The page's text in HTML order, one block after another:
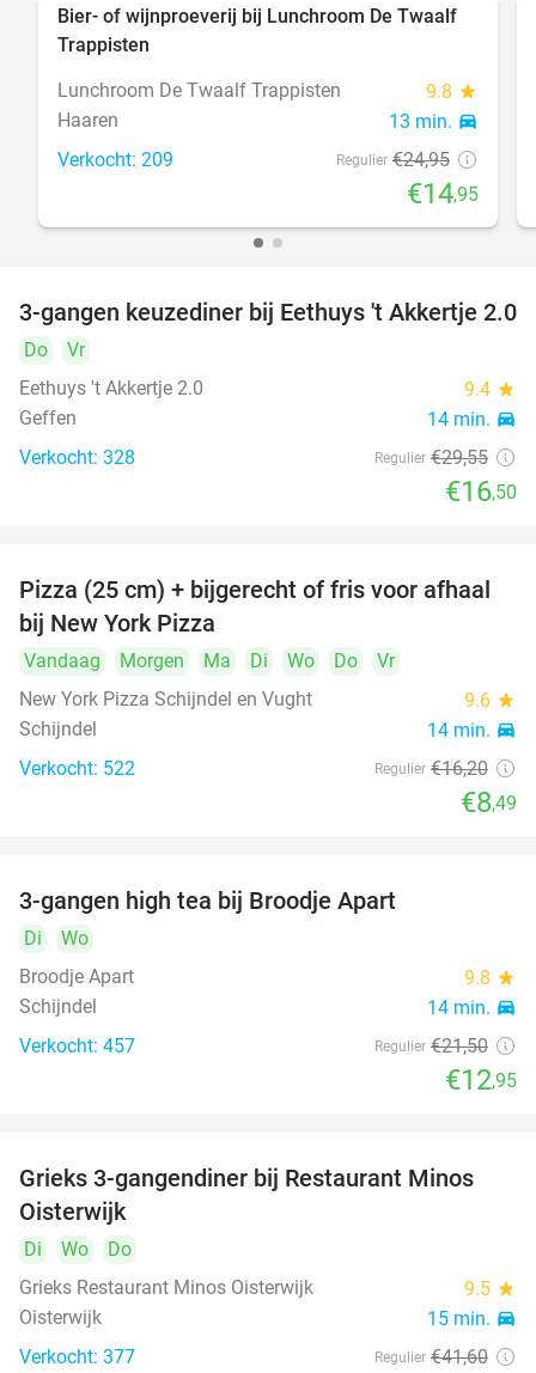
40%
Bier- of wijnproeverij bij Lunchroom De Twaalf
Trappisten
Lunchroom De Twaalf Trappisten
9.8 star
Haaren 13 min. directions_car
Verkocht: 209 Regulier €24,95
€14,95
44%
3-gangen keuzediner bij Eethuys 't Akkertje 2.0
Do
Vr
Eethuys 't Akkertje 2.0
9.4 star
Geffen 14 min. directions_car
Verkocht: 328 Regulier €29,55
€16,50
48%
Pizza (25 cm) + bijgerecht of fris voor afhaal
bij New York Pizza
Vandaag Morgen Ma Di Wo Do
Vr
New York Pizza Schijndel en Vught
9.6 star
Schijndel 14 min. directions_car
Verkocht: 522 Regulier €16,20
€8,49
3-gangen high tea bij Broodje Apart
Di
Wo
Broodje Apart
9.8 star
Schijndel 14 min. directions_car
Verkocht: 457 Regulier €21,50
€12,95
30%
Grieks 3-gangendiner bij Restaurant Minos
Oisterwijk
Di Wo
Do
Grieks Restaurant Minos Oisterwijk
9.5 star
Oisterwijk 15 min. directions_car
Verkocht: 377 Regulier €41,60